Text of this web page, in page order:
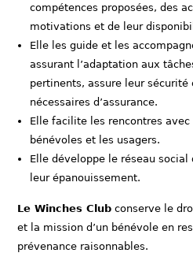
compétences proposées, des
motivations et de leur
Elle les guide et les
assurant l’adaptation aux
pertinents, assure leur sécurité
nécessaires d’assurance.
Elle facilite les rencontres
bénévoles et les usagers.
Elle développe le réseau
leur épanouissement.
Le Winches Club conserve le
et la mission d’un bénévole en
prévenance raisonnables.